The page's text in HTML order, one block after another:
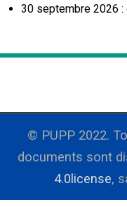
30 septembre 2026
© PUPP 2022.
documents sont
4.0license,